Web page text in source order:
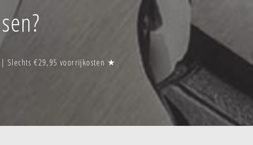
| Slechts €29,95 voorrijkosten ★